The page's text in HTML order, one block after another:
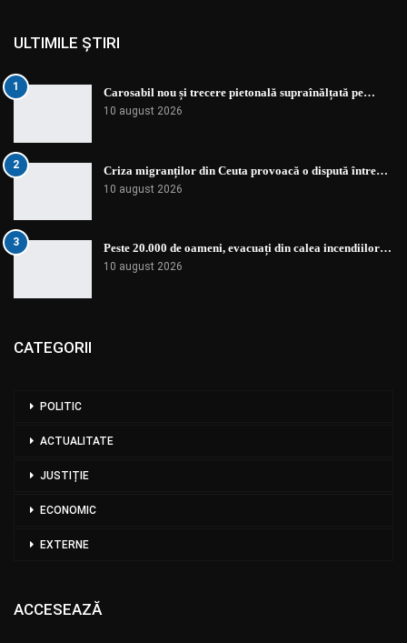
ULTIMILE ȘTIRI
1 Carosabil nou și trecere pietonală supraînălțată pe…
10 august 2026
2 Criza migranților din Ceuta provoacă o dispută între…
10 august 2026
3 Peste 20.000 de oameni, evacuați din calea incendiilor…
10 august 2026
CATEGORII
POLITIC
ACTUALITATE
JUSTIȚIE
ECONOMIC
EXTERNE
ACCESEAZĂ